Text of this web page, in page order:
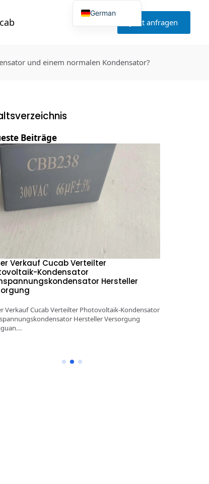
Jetzt anfragen
und einem normalen Kondensator?
Beiträge
Verkauf Cucab Verteilter
Kondensator
Hersteller
Verkauf Cucab Verteilter Photovoltaik-Kondensator
Hersteller Versorgung
German
English
Japanese
French